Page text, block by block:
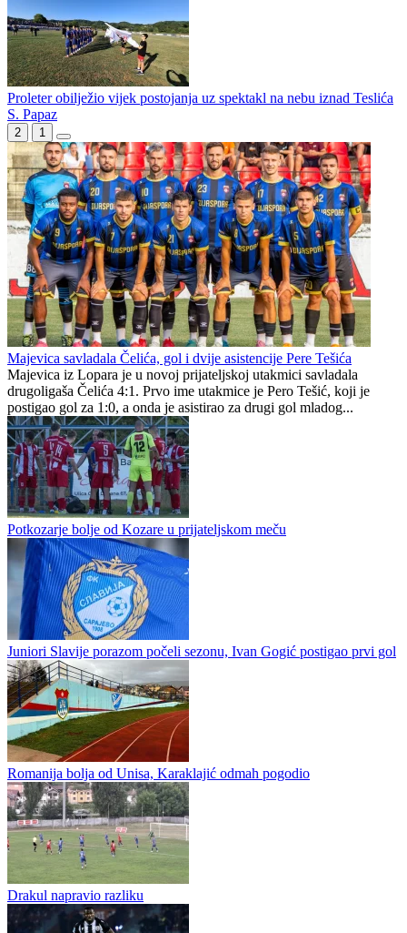
Prekinut duel Borca i Veleža: Navijanje domaćih pristalica dovelo
do pražnjenja sjeverne tribine
BORAC – VELEŽ: Sastavi i službena lica (tekstualni prenos)
Proleter obilježio vijek postojanja uz spektakl na nebu iznad Teslića
S. Papaz
2 1
Majevica savladala Čelića, gol i dvije asistencije Pere Tešića
Majevica iz Lopara je u novoj prijateljskoj utakmici savladala
drugoligaša Čelića 4:1. Prvo ime utakmice je Pero Tešić, koji je
postigao gol za 1:0, a onda je asistirao za drugi gol mladog...
Potkozarje bolje od Kozare u prijateljskom meču
Juniori Slavije porazom počeli sezonu, Ivan Gogić postigao prvi gol